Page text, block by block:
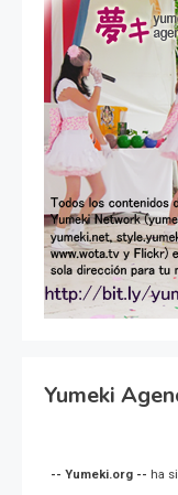
Yumeki
-- Yumeki.org -- ha